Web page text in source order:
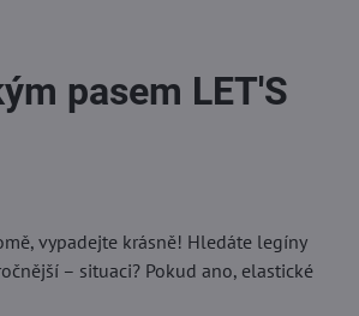
pasem LET'S
vypadejte krásně! Hledáte legíny
– situaci? Pokud ano, elastické